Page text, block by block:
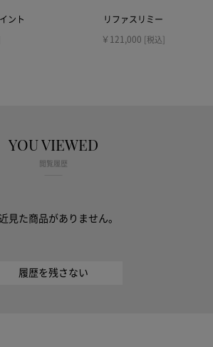
ント リファスリミー
￥121,000 [税込]
YOU VIEWED
閲覧履歴
見た商品がありません。
履歴を残さない